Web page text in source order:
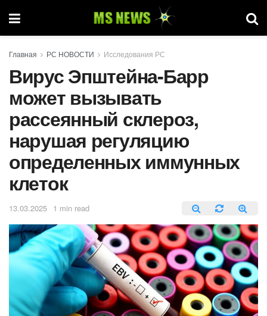
Главная РС НОВОСТИ Исследования РС
Вирус Эпштейна-Барр
может вызывать
рассеянный склероз,
нарушая регуляцию
определенных иммунных
клеток
13.03.2025 1 min read